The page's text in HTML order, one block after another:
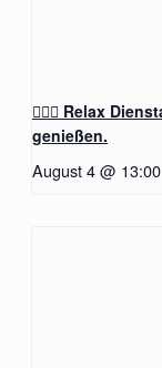
🧖‍♂️✨ Relax
genießen.
August 4 @ 13:00